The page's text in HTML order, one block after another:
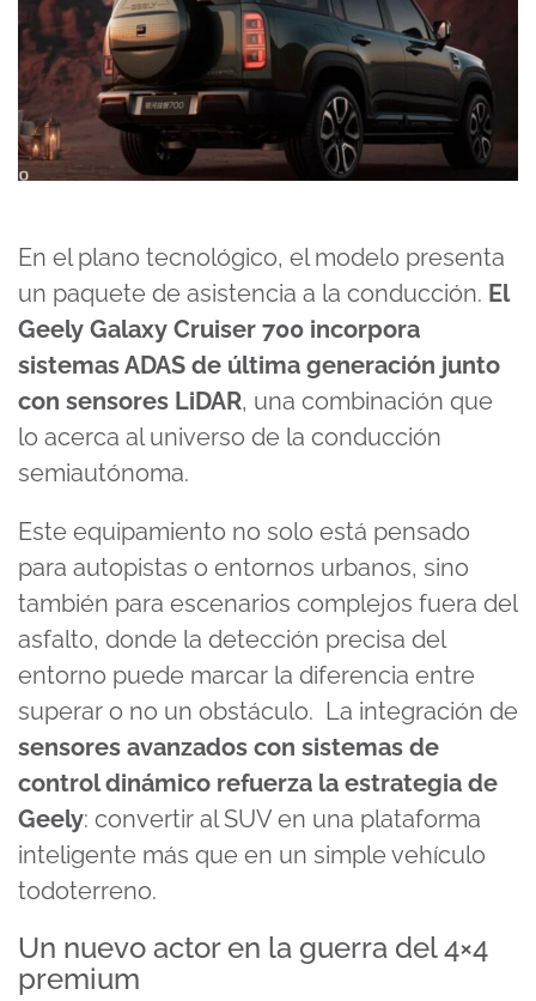
En el plano tecnológico, el modelo presenta
un paquete de asistencia a la conducción. El
Geely Galaxy Cruiser 700 incorpora
sistemas ADAS de última generación junto
con sensores LiDAR, una combinación que
lo acerca al universo de la conducción
semiautónoma.
Este equipamiento no solo está pensado
para autopistas o entornos urbanos, sino
también para escenarios complejos fuera del
asfalto, donde la detección precisa del
entorno puede marcar la diferencia entre
superar o no un obstáculo. La integración de
sensores avanzados con sistemas de
control dinámico refuerza la estrategia de
Geely: convertir al SUV en una plataforma
inteligente más que en un simple vehículo
todoterreno.
Un nuevo actor en la guerra del 4×4
premium